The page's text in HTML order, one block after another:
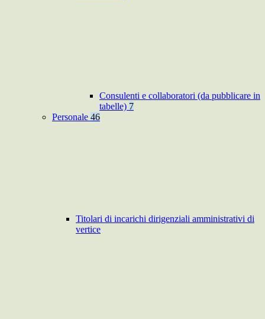
Consulenti e collaboratori (da pubblicare in
tabelle) 7
Personale 46
Titolari di incarichi dirigenziali amministrativi di
vertice